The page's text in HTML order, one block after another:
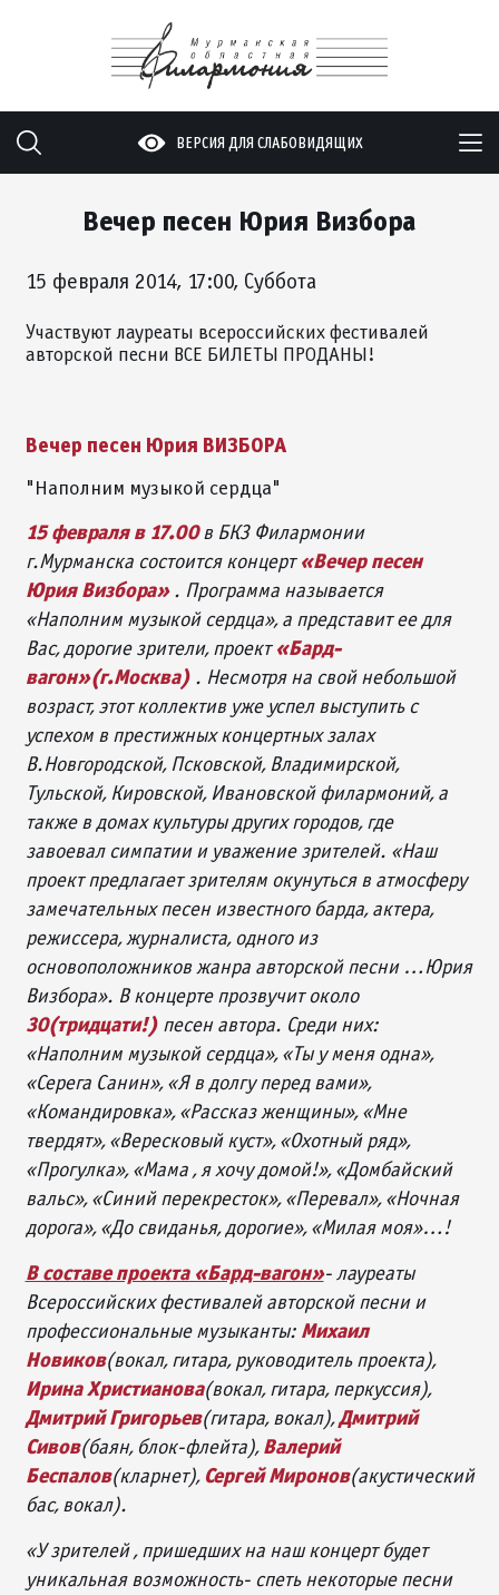
ВЕРСИЯ ДЛЯ СЛАБОВИДЯЩИХ
Вечер песен Юрия Визбора
15 февраля 2014, 17:00, Суббота
Участвуют лауреаты всероссийских фестивалей
авторской песни ВСЕ БИЛЕТЫ ПРОДАНЫ!
Вечер песен Юрия ВИЗБОРА
"Наполним музыкой сердца"
15 февраля в 17.00в БКЗ Филармонии
г.Мурманска состоится концерт«Вечер песен
Юрия Визбора». Программа называется
«Наполним музыкой сердца», а представит ее для
Вас, дорогие зрители, проект«Бард-
вагон»(г.Москва). Несмотря на свой небольшой
возраст, этот коллектив уже успел выступить с
успехом впрестижных концертных залах
В.Новгородской, Псковской, Владимирской,
Тульской, Кировской, Ивановской филармоний, а
также в домах культуры других городов, где
завоевал симпатии и уважение зрителей. «Наш
проект предлагает зрителям окунуться в атмосферу
замечательных песен известного барда, актера,
режиссера, журналиста, одного из
основоположников жанра авторской песни …Юрия
Визбора». В концерте прозвучит около
30(тридцати!)песен автора. Среди них:
«Наполним музыкой сердца», «Ты у меня одна»,
«Серега Санин», «Я в долгу перед вами»,
«Командировка», «Рассказ женщины», «Мне
твердят», «Вересковый куст», «Охотный ряд»,
«Прогулка», «Мама , я хочу домой!», «Домбайский
вальс», «Синий перекресток», «Перевал», «Ночная
дорога», «До свиданья, дорогие», «Милая моя»…!
В составе проекта «Бард-вагон»- лауреаты
Всероссийских фестивалей авторской песни и
профессиональные музыканты: Михаил
Новиков(вокал, гитара, руководитель проекта),
Ирина Христианова(вокал, гитара, перкуссия),
Дмитрий Григорьев(гитара, вокал),Дмитрий
Сивов(баян, блок-флейта),Валерий
Беспалов(кларнет), Сергей Миронов(акустический
бас, вокал).
«У зрителей , пришедших на наш концерт будет
уникальная возможность- спеть некоторые песни